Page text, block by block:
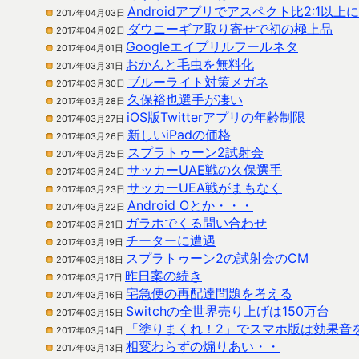
2017年04月03日 Androidアプリでアスペクト比2:1以上
2017年04月02日 ダウニーギア取り寄せで初の極上品
2017年04月01日 Googleエイプリルフールネタ
2017年03月31日 おかんと毛虫を無料化
2017年03月30日 ブルーライト対策メガネ
2017年03月28日 久保裕也選手が凄い
2017年03月27日 iOS版Twitterアプリの年齢制限
2017年03月26日 新しいiPadの価格
2017年03月25日 スプラトゥーン2試射会
2017年03月24日 サッカーUAE戦の久保選手
2017年03月23日 サッカーUEA戦がまもなく
2017年03月22日 Android Oとか・・・
2017年03月21日 ガラホでくる問い合わせ
2017年03月19日 チーターに遭遇
2017年03月18日 スプラトゥーン2の試射会のCM
2017年03月17日 昨日案の続き
2017年03月16日 宅急便の再配達問題を考える
2017年03月15日 Switchの全世界売り上げは150万台
2017年03月14日 「塗りまくれ！2」でスマホ版は効果音
2017年03月13日 相変わらずの煽りあい・・